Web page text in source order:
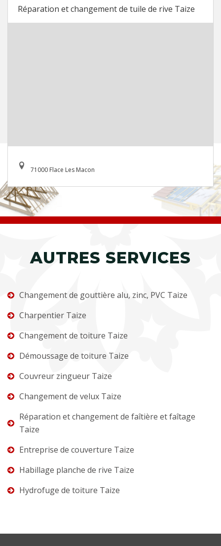
Réparation et changement de tuile de rive Taize
71000 Flace Les Macon
AUTRES SERVICES
Changement de gouttière alu, zinc, PVC Taize
Charpentier Taize
Changement de toiture Taize
Démoussage de toiture Taize
Couvreur zingueur Taize
Changement de velux Taize
Réparation et changement de faîtière et faîtage
Taize
Entreprise de couverture Taize
Habillage planche de rive Taize
Hydrofuge de toiture Taize